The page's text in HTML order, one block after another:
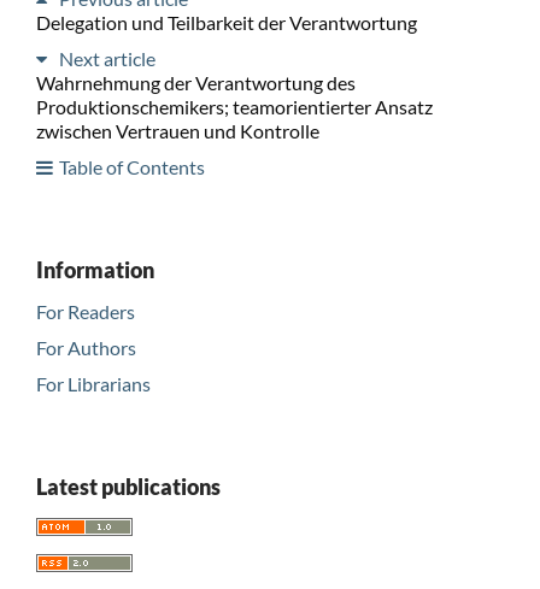
Delegation und Teilbarkeit der Verantwortung
Next article
Wahrnehmung der Verantwortung des
Produktionschemikers; teamorientierter Ansatz
zwischen Vertrauen und Kontrolle
Table of Contents
Information
For Readers
For Authors
For Librarians
Latest publications